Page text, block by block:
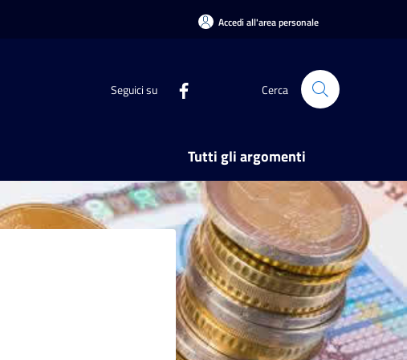
Accedi all'area personale
Seguici su Cerca
Tutti gli argomenti